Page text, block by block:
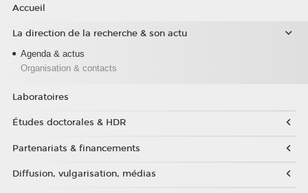
Accueil
La direction de la recherche & son actu
Agenda & actus
Organisation & contacts
Laboratoires
Études doctorales & HDR
Partenariats & financements
Diffusion, vulgarisation, médias